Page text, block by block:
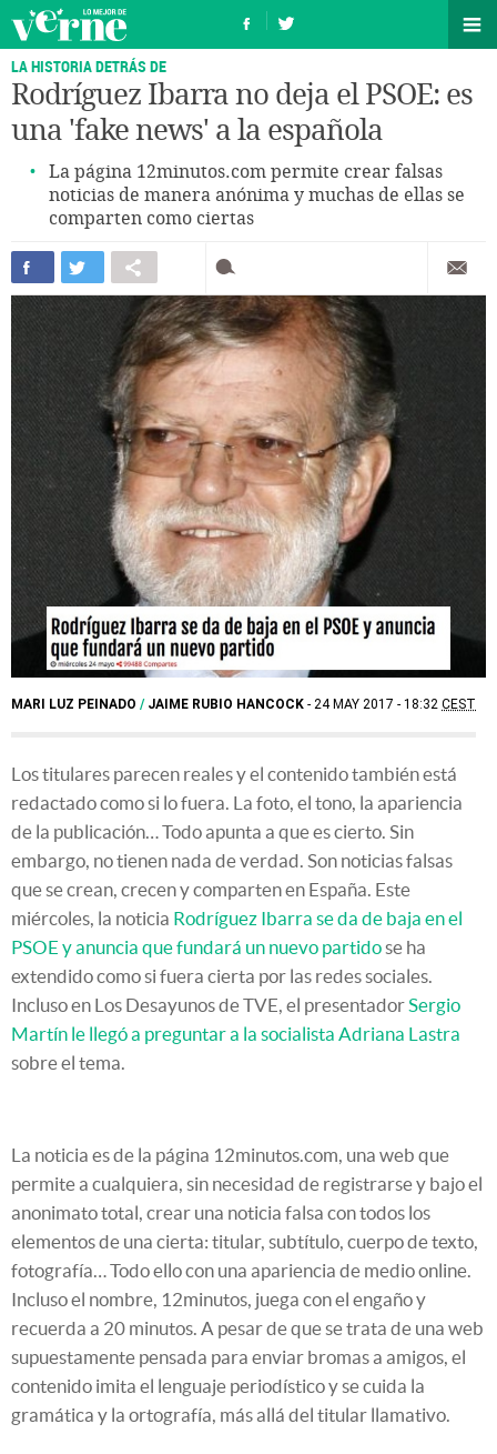
LA HISTORIA DETRÁS DE
Rodríguez Ibarra no deja el PSOE: es
una 'fake news' a la española
La página 12minutos.com permite crear falsas
noticias de manera anónima y muchas de ellas se
comparten como ciertas
MARI LUZ PEINADO / JAIME RUBIO HANCOCK 24 MAY 2017 - 18:32 CEST
Los titulares parecen reales y el contenido también está
redactado como si lo fuera. La foto, el tono, la apariencia
de la publicación… Todo apunta a que es cierto. Sin
embargo, no tienen nada de verdad. Son noticias falsas
que se crean, crecen y comparten en España. Este
miércoles, la noticia Rodríguez Ibarra se da de baja en el
PSOE y anuncia que fundará un nuevo partidose ha
extendido como si fuera cierta por las redes sociales.
Incluso en Los Desayunos de TVE, el presentador Sergio
Martín le llegó a preguntar a la socialista Adriana Lastra
sobre el tema.
La noticia es de la página 12minutos.com, una web que
permite a cualquiera, sin necesidad de registrarse y bajo el
anonimato total, crear una noticia falsa con todos los
elementos de una cierta: titular, subtítulo, cuerpo de texto,
fotografía… Todo ello con una apariencia de medio online.
Incluso el nombre, 12minutos, juega con el engaño y
recuerda a 20 minutos. A pesar de que se trata de una web
supuestamente pensada para enviar bromas a amigos, el
contenido imita el lenguaje periodístico y se cuida la
gramática y la ortografía, más allá del titular llamativo.